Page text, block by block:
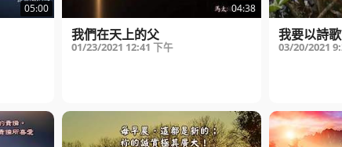
05:00 04:38
我們在天上的父
01/23/2021 12:41 下午
我要以詩
03/20/2021